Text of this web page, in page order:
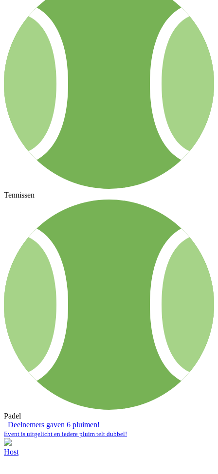
Tennissen
Padel
Deelnemers gaven 6 pluimen!
Event is uitgelicht en iedere pluim telt dubbel!
Host